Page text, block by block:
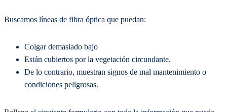
Buscamos líneas de fibra óptica que puedan:
Colgar demasiado bajo
Están cubiertos por la vegetación circundante.
De lo contrario, muestran signos de mal mantenimiento o
condiciones peligrosas.